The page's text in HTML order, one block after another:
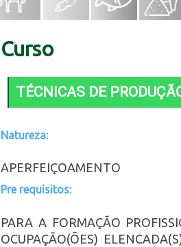
Curso
TÉCNICAS DE
Natureza:
APERFEIÇOAMENTO
Pre requisitos:
PARA A FORMAÇÃO
OCUPAÇÃO(ÕES)